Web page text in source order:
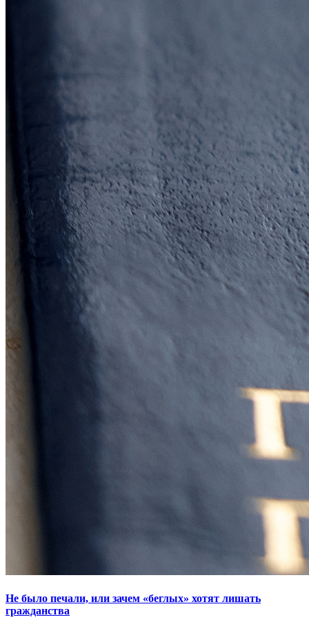
Не было печали, или зачем «беглых» хотят лишать
гражданства